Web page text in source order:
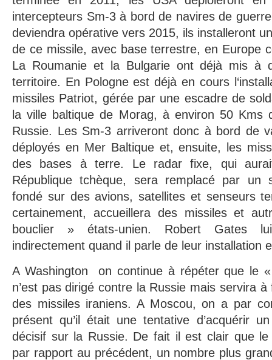
intercepteurs Sm-3 à bord de navires de
deviendra opérative vers 2015, ils installeront
de ce missile, avec base terrestre, en Europe
La Roumanie et la Bulgarie ont déjà mis à
territoire. En Pologne est déjà en cours
missiles Patriot, gérée par une escadre de
la ville baltique de Morag, à environ 50 Kms
Russie. Les Sm-3 arriveront donc à bord de
déployés en Mer Baltique et, ensuite, les
des bases à terre. Le radar fixe, qui
République tchèque, sera remplacé par un
fondé sur des avions, satellites et senseurs
certainement, accueillera des missiles et
bouclier » états-unien. Robert Gates
indirectement quand il parle de leur installation
A Washington on continue à répéter que le
n’est pas dirigé contre la Russie mais servira
des missiles iraniens. A Moscou, on a par
présent qu’il était une tentative d’acquérir
décisif sur la Russie. De fait il est clair que le
par rapport au précédent, un nombre plus